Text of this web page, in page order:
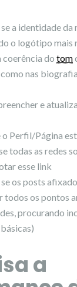
a identidade da
o logótipo mais
coerência do tom
nas
e
o Perfil/Página
todas as redes
esse link
os posts
todos os pontos
procurando
a